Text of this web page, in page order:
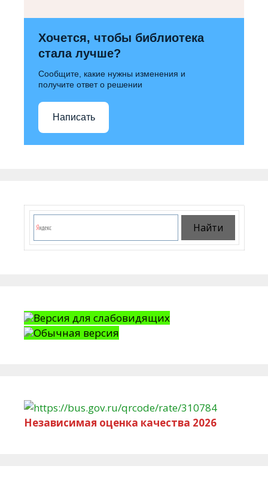
Хочется, чтобы библиотека
стала лучше?
Сообщите, какие нужны изменения и
получите ответ о решении
Написать
Версия для слабовидящих
Обычная версия
Независимая оценка качества 2026